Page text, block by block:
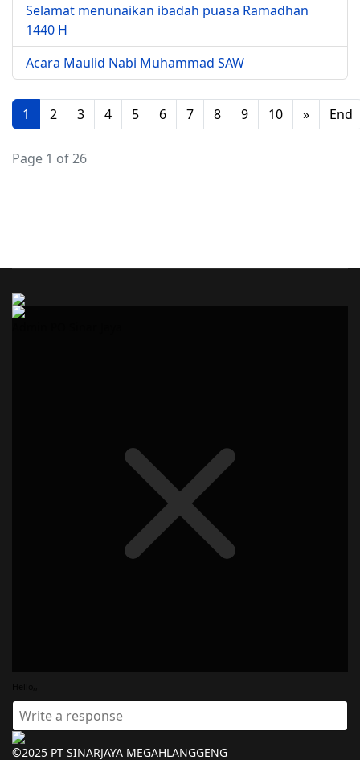
Selamat menunaikan ibadah puasa Ramadhan
1440 H
Acara Maulid Nabi Muhammad SAW
1 2 3 4 5 6 7 8 9 10 » End
Page 1 of 26
©2025 PT SINARJAYA MEGAHLANGGENG